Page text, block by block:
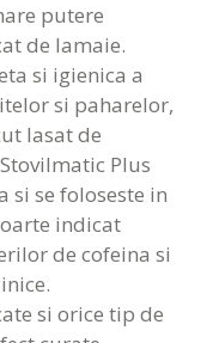
putere
de lamaie.
si igienica a
si paharelor,
lasat de
Plus
si se foloseste in
indicat
de cofeina si
si orice tip de